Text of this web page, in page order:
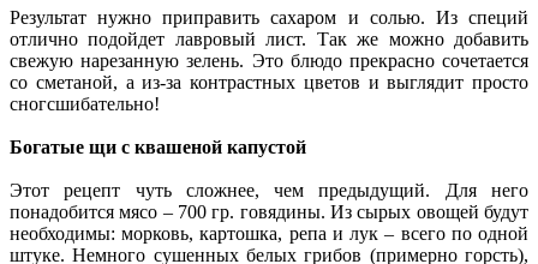
Результат нужно приправить сахаром и солью. Из специй
отлично подойдет лавровый лист. Так же можно добавить
свежую нарезанную зелень. Это блюдо прекрасно сочетается
со сметаной, а из-за контрастных цветов и выглядит просто
сногсшибательно!
Богатые щи с квашеной капустой
Этот рецепт чуть сложнее, чем предыдущий. Для него
понадобится мясо – 700 гр. говядины. Из сырых овощей будут
необходимы: морковь, картошка, репа и лук – всего по одной
штуке. Немного сушенных белых грибов (примерно горсть),